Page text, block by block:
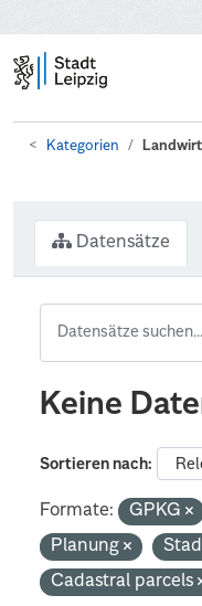
Kategorien
Datensätze
Keine
Sortieren nach
Formate: GPKG
Planung
Cadastral parcels